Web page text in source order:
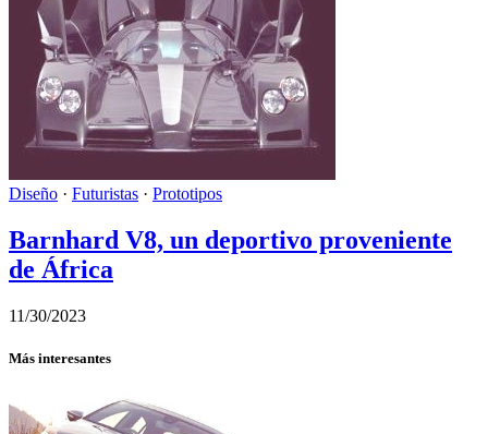
Diseño · Futuristas · Prototipos
Barnhard V8, un deportivo proveniente
de África
11/30/2023
Más interesantes